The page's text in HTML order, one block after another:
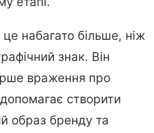
набагато більше, ніж
знак. Він
враження про
створити
образ бренду та